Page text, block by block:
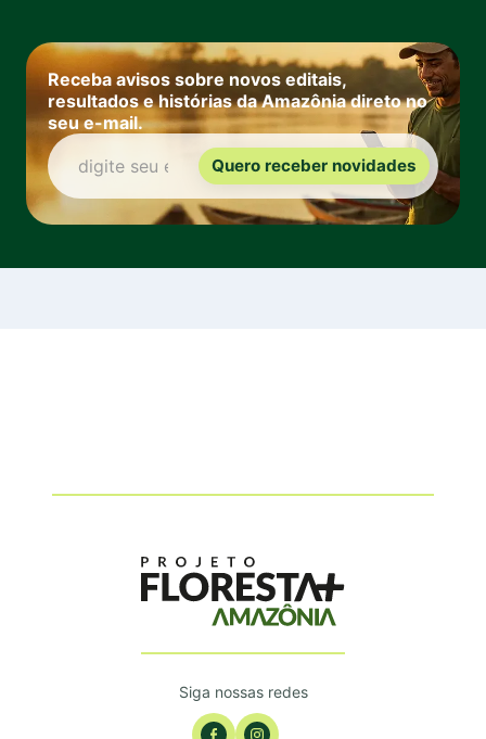
Receba avisos sobre novos editais,
resultados e histórias da Amazônia direto no
seu e-mail.
digite seu e-mail:
Quero receber novidades
Siga nossas redes